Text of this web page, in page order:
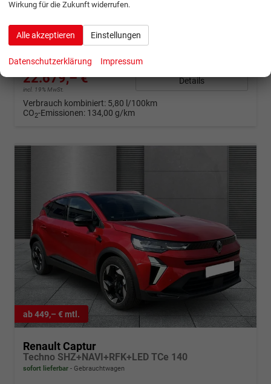
Benzin
103 kW (140 PS) Kilometerstand
09.07.2025
22.679,– €
incl. 19% MwSt.
Details
Verbrauch kombiniert: 5,80 l/100km
CO2-Emissionen: 134,00 g/km
ab 449,– € mtl.
Renault Captur
Techno SHZ+NAVI+RFK+LED TCe 140
sofort lieferbar Gebrauchtwagen
Wirkung für die Zukunft widerrufen.
Alle akzeptieren Einstellungen
Datenschutzerklärung Impressum